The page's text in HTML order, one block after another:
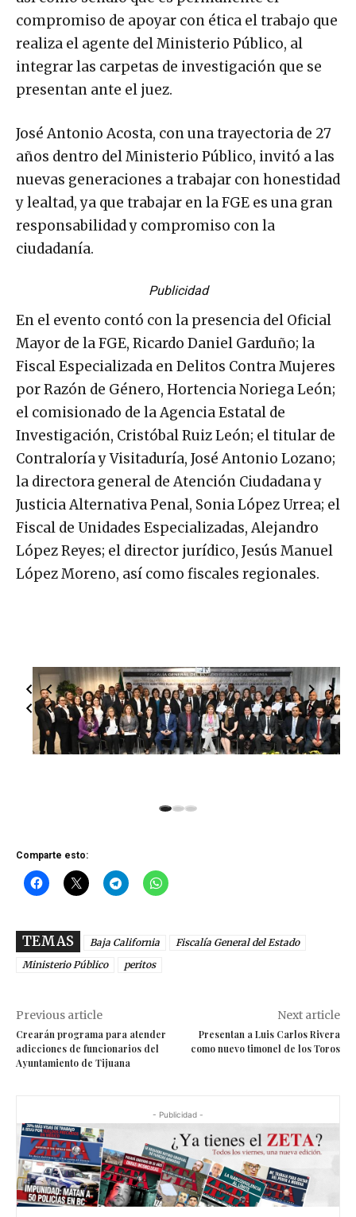
compromiso de apoyar con ética el trabajo que
realiza el agente del Ministerio Público, al
integrar las carpetas de investigación que se
presentan ante el juez.
José Antonio Acosta, con una trayectoria de 27
años dentro del Ministerio Público, invitó a las
nuevas generaciones a trabajar con honestidad
y lealtad, ya que trabajar en la FGE es una gran
responsabilidad y compromiso con la
ciudadanía.
Publicidad
En el evento contó con la presencia del Oficial
Mayor de la FGE, Ricardo Daniel Garduño; la
Fiscal Especializada en Delitos Contra Mujeres
por Razón de Género, Hortencia Noriega León;
el comisionado de la Agencia Estatal de
Investigación, Cristóbal Ruiz León; el titular de
Contraloría y Visitaduría, José Antonio Lozano;
la directora general de Atención Ciudadana y
Justicia Alternativa Penal, Sonia López Urrea; el
Fiscal de Unidades Especializadas, Alejandro
López Reyes; el director jurídico, Jesús Manuel
López Moreno, así como fiscales regionales.
Comparte esto:
TEMAS Baja California
Fiscalía General del Estado
Ministerio Público
peritos
Previous article
Crearán programa para atender
adicciones de funcionarios del
Ayuntamiento de Tijuana
Next article
Presentan a Luis Carlos Rivera
como nuevo timonel de los Toros
- Publicidad -